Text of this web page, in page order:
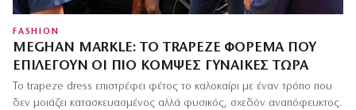
FASHION
MEGHAN MARKLE: ΤΟ TRAPEZE ΦΌΡΕΜΑ ΠΟΥ
ΕΠΙΛΈΓΟΥΝ ΟΙ ΠΙΟ ΚΟΜΨΈΣ ΓΥΝΑΊΚΕΣ ΤΏΡΑ
Το trapeze dress επιστρέφει φέτος το καλοκαίρι με έναν τρόπο που
δεν μοιάζει κατασκευασμένος αλλά φυσικός, σχεδόν αναπόφευκτος.